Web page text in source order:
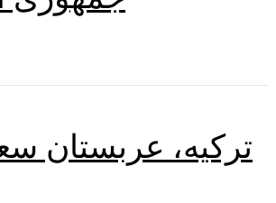
ترکیه، عربستان